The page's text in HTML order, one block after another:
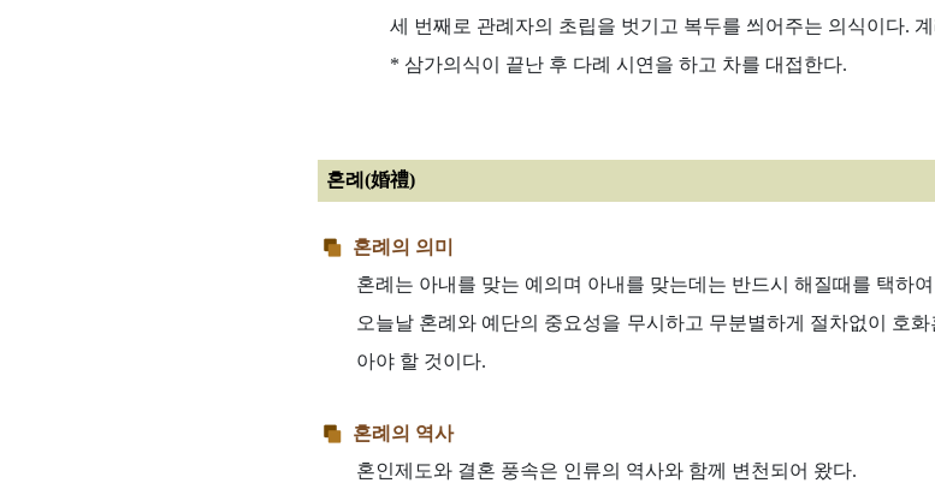
세 번째로 관례자의 초립을 벗기고 복두를 씌어주는 의식이다.
* 삼가의식이 끝난 후 다례 시연을 하고 차를 대접한다.
혼례(婚禮)
혼례의 의미
혼례는 아내를 맞는 예의며 아내를 맞는데는 반드시 해질때를 택하
오늘날 혼례와 예단의 중요성을 무시하고 무분별하게 절차없이 호
아야 할 것이다.
혼례의 역사
혼인제도와 결혼 풍속은 인류의 역사와 함께 변천되어 왔다.